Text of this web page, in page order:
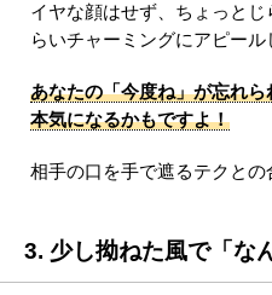
イヤな顔はせず、ちょっとじ
らいチャーミングにアピール
あなたの「今度ね」が忘れ
本気になるかもですよ！
相手の口を手で遮るテクとの
3. 少し拗ねた風で「な